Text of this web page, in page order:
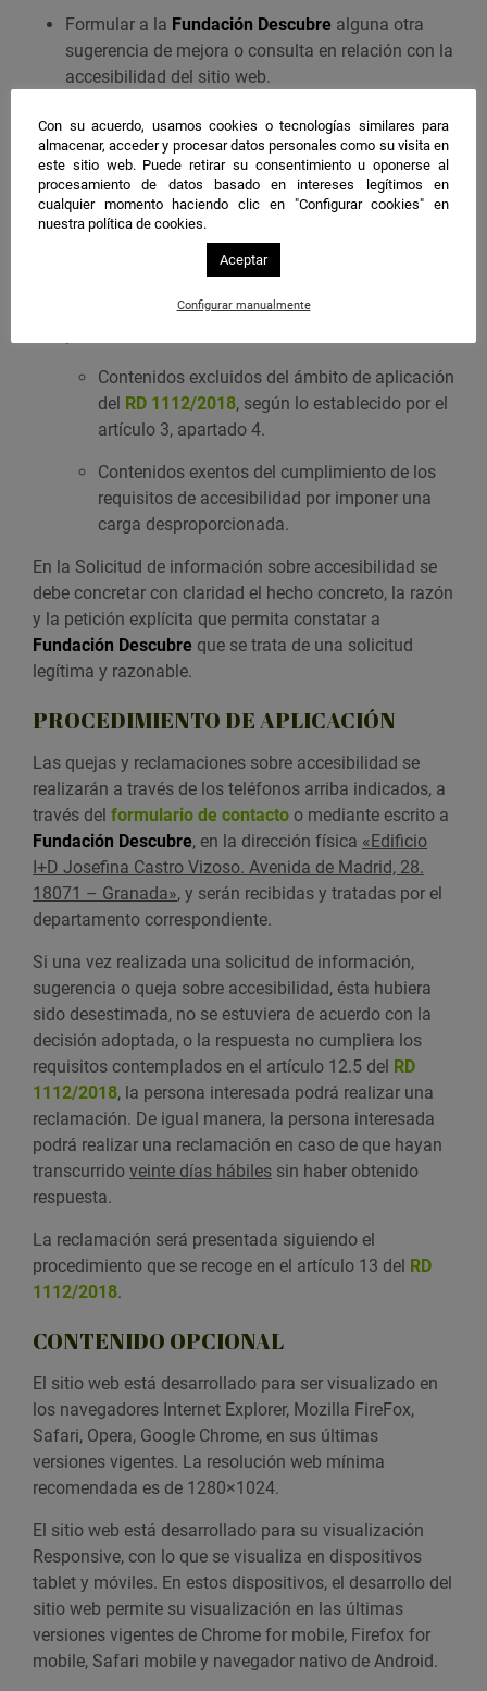
Formular a la Fundación Descubre alguna otra
sugerencia de mejora o consulta en relación con la
accesibilidad del sitio web.
A través delformulario de contactoo a través de los
números de teléfono(+34) 955 35 64 81o(+34) 663
92 00 93 los usuarios de este sitio web pueden
presentar:
Una queja relativa al cumplimiento de los
RD 1112/2018
Solicitar información sobre accesibilidad en
Contenidos excluidos del ámbito de aplicación
del RD 1112/2018, según lo establecido por el
artículo 3, apartado 4.
Contenidos exentos del cumplimiento de los
requisitos de accesibilidad por imponer una
carga desproporcionada.
En la Solicitud de información sobre accesibilidad se
debe concretar con claridad el hecho concreto, la razón
y la petición explícita que permita constatar a
Fundación Descubre que se trata de una solicitud
legítima y razonable.
PROCEDIMIENTO DE APLICACIÓN
Las quejas y reclamaciones sobre accesibilidad se
realizarán a través de los teléfonos arriba indicados, a
través del formulario de contacto o mediante escrito a
Fundación Descubre, en la dirección física «Edificio
I+D Josefina Castro Vizoso. Avenida de Madrid, 28.
18071 – Granada», y serán recibidas y tratadas por el
departamento correspondiente.
Si una vez realizada una solicitud de información,
sugerencia o queja sobre accesibilidad, ésta hubiera
sido desestimada, no se estuviera de acuerdo con la
decisión adoptada, o la respuesta no cumpliera los
requisitos contemplados en el artículo 12.5 del RD
1112/2018, la persona interesada podrá realizar una
reclamación. De igual manera, la persona interesada
podrá realizar una reclamación en caso de que hayan
transcurrido veinte días hábiles sin haber obtenido
respuesta.
La reclamación será presentada siguiendo el
procedimiento que se recoge en el artículo 13 del RD
1112/2018.
CONTENIDO OPCIONAL
El sitio web está desarrollado para ser visualizado en
los navegadores Internet Explorer, Mozilla FireFox,
Safari, Opera, Google Chrome, en sus últimas
versiones vigentes. La resolución web mínima
recomendada es de 1280×1024.
El sitio web está desarrollado para su visualización
Responsive, con lo que se visualiza en dispositivos
tablet y móviles. En estos dispositivos, el desarrollo del
sitio web permite su visualización en las últimas
versiones vigentes de Chrome for mobile, Firefox for
mobile, Safari mobile y navegador nativo de Android.
Con su acuerdo, usamos cookies o tecnologías similares para
almacenar, acceder y procesar datos personales como su visita en
este sitio web. Puede retirar su consentimiento u oponerse al
procesamiento de datos basado en intereses legítimos en
cualquier momento haciendo clic en "Configurar cookies" en
nuestra política de cookies.
Aceptar
Configurar manualmente